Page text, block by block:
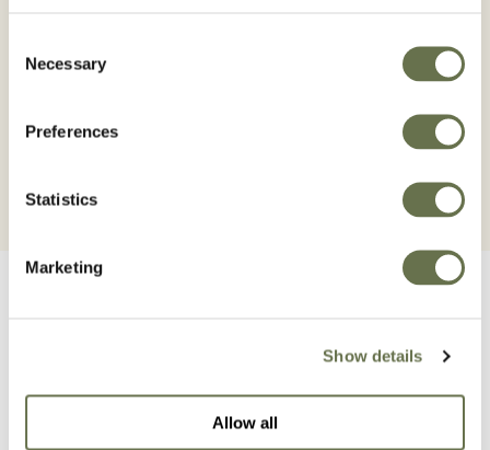
Selection
Necessary
Preferences
Statistics
Marketing
Show details
Allow all
Registro Uso Orgánico BCS
Productos relacionados